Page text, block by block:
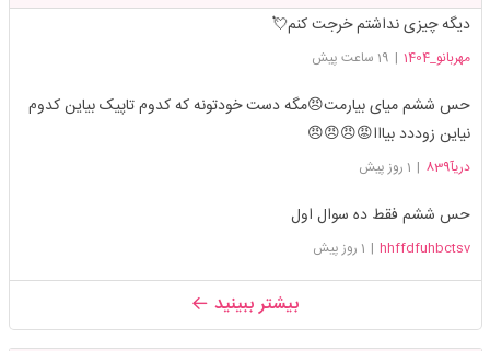
دیگه چیزی نداشتم خرجت کنم💘
مهربانو_1404 | 19 ساعت پیش
حس ششم میای بیارمت😠مگه دست خودتونه که کدوم تاپیک بیاین کدوم
نیاین زوددد بیااا😡😠😠😠
دریآ839 | 1 روز پیش
حس ششم فقط ده سوال اول
hhffdfuhbctsv
| 1 روز پیش
بیشتر ببینید